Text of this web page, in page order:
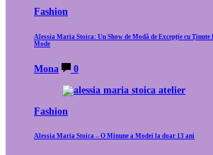
Fashion
Alessia Maria Stoica: Un Show de Modă de Excepție cu Ținute
Mode
Mona 0
Fashion
Alessia Maria Stoica – O Minune a Modei la doar 13 ani